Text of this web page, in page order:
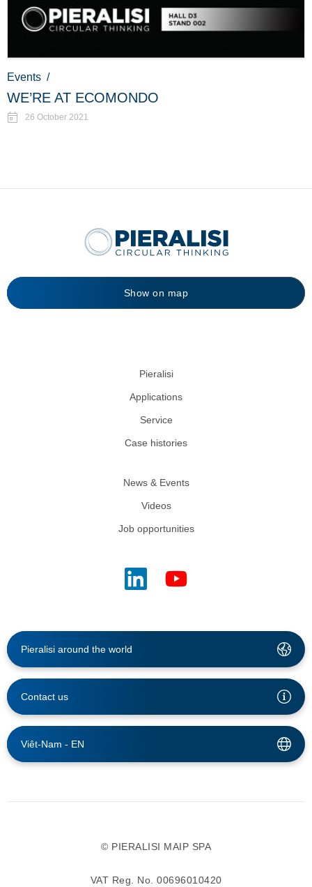
Events /
WE’RE AT ECOMONDO
26 October 2021
Show on map
Pieralisi
Applications
Service
Case histories
News & Events
Videos
Job opportunities
Pieralisi around the world
Contact us
Viêt-Nam - EN
© PIERALISI MAIP SPA
VAT Reg. No. 00696010420